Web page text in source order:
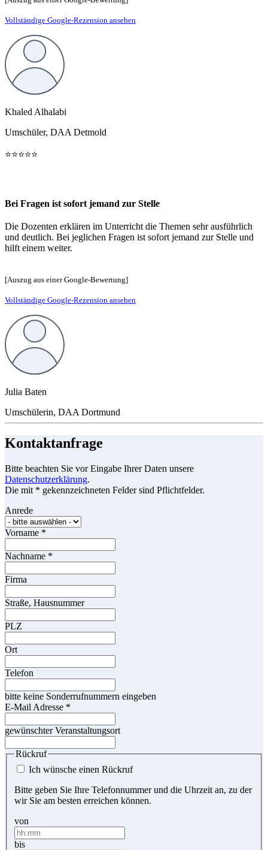
Vollständige Google-Rezension ansehen
Khaled Alhalabi
Umschüler, DAA Detmold
⭐️⭐️⭐️⭐️⭐️
Bei Fragen ist sofort jemand zur Stelle
Die Dozenten erklären im Unterricht die Themen sehr ausführlich
und deutlich. Bei jeglichen Fragen ist sofort jemand zur Stelle und
hilft einem weiter.
[Auszug aus einer Google-Bewertung]
Vollständige Google-Rezension ansehen
Julia Baten
Umschülerin, DAA Dortmund
Kontaktanfrage
Bitte beachten Sie vor Eingabe Ihrer Daten unsere
Datenschutzerklärung.
Die mit * gekennzeichneten Felder sind Pflichtfelder.
Anrede
Vorname *
Nachname *
Firma
Straße, Hausnummer
PLZ
Ort
Telefon
bitte keine Sonderrufnummern eingeben
E-Mail Adresse *
gewünschter Veranstaltungsort
Rückruf
Ich wünsche einen Rückruf
Bitte geben Sie Ihre Telefonnummer und die Uhrzeit an, zu der
wir Sie am besten erreichen können.
von
bis